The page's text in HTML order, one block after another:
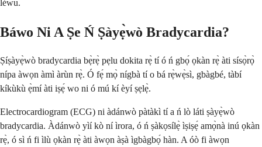
léwu.
Báwo Ni A Ṣe Ń Ṣàyẹ̀wò Bradycardia?
Ṣíṣàyẹ̀wò bradycardia bẹ̀rẹ̀ pẹlu dokita rẹ̀ tí ó ń gbọ́ ọkàn rẹ̀ àti sísọ̀rọ̀
nípa àwọn àmì àrùn rẹ̀. Ó fẹ́ mọ̀ nígbà tí o bá rẹ̀wẹ̀sì, gbàgbé, tàbí
kíkùkù ẹ̀mí àti iṣẹ́ wo ni ó mú kí èyí ṣẹlẹ̀.
Electrocardiogram (ECG) ni àdánwò pàtàkì tí a ń lò láti ṣàyẹ̀wò
bradycardia. Àdánwò yìí kò ní ìrora, ó ń ṣàkọsílẹ̀ ìṣiṣẹ́ amọ̀nà inú ọkàn
rẹ̀, ó sì ń fi ìlù ọkàn rẹ̀ àti àwọn àṣà ìgbàgbọ́ hàn. A óò fi àwọn